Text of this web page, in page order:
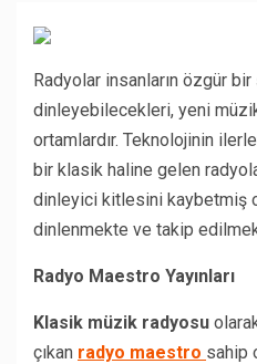
Radyolar insanların özgür
dinleyebilecekleri, yeni
ortamlardır. Teknolojinin
bir klasik haline gelen
dinleyici kitlesini kaybetmiş
dinlenmekte ve takip
Radyo Maestro Yayınları
Klasik müzik radyosu
çıkan radyo maestro sahip